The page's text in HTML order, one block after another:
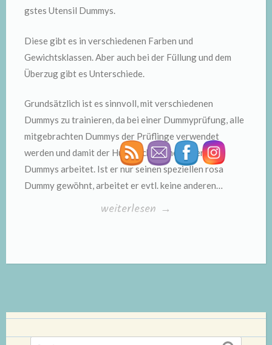
gstes Utensil Dummys.
Diese gibt es in verschiedenen Farben und
Gewichtsklassen. Aber auch bei der Füllung und dem
Überzug gibt es Unterschiede.
Grundsätzlich ist es sinnvoll, mit verschiedenen
Dummys zu trainieren, da bei einer Dummyprüfung, alle
mitgebrachten Dummys der Prüflinge verwendet
werden und damit der Hund nicht seine „eigenen“
Dummys arbeitet. Ist er nur seinen speziellen rosa
Dummy gewöhnt, arbeitet er evtl. keine anderen…
„Dummys“
weiterlesen →
Suchen